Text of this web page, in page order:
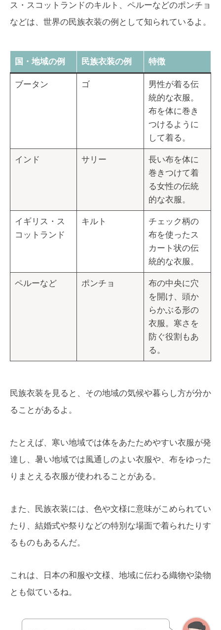
ス・スコットランドのキルト、ペルーなどのポンチョ
などは、世界の民族衣装の例として知られているよ。
国・地域の例 民族衣装の例 特徴
ブータン ゴ
男性が着る伝
統的な衣服。
布を体に巻き
つけるように
して着る。
インド サリー
長い布を体に
巻きつけて着
る女性の伝統
的な衣服。
イギリス・ス
コットランド
キルト
チェック柄の
布を使ったス
カート状の伝
統的な衣服。
ペルーなど ポンチョ
布の中央に穴
を開け、頭か
らかぶる形の
衣服。寒さを
防ぐ役割もあ
る。
民族衣装を見ると、その地域の気候や暮らし方が分か
ることがあるよ。
たとえば、寒い地域では体をあたためやすい衣服が発
達し、暑い地域では風通しのよい衣服や、布をゆった
りまとえる衣服が使われることがある。
また、民族衣装には、色や文様に意味がこめられてい
たり、結婚式や祭りなどの特別な場面で着られたりす
るものもあるんだ。
これは、日本の和服や文様、地域に伝わる織物や染物
とも似ているね。